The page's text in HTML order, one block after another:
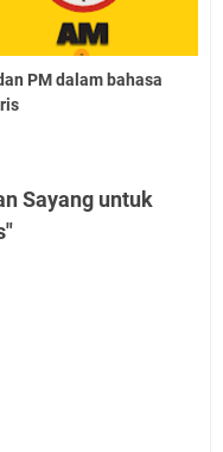
PM dalam bahasa
Sayang untuk